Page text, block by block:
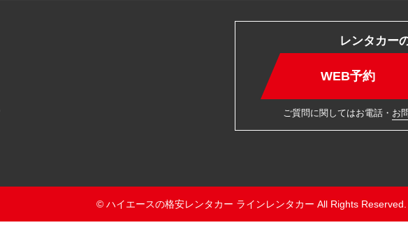
レンタカー
WEB予約
ご質問に関してはお電話・ お
© ハイエースの格安レンタカー ラインレンタカー All Rights Reserved.